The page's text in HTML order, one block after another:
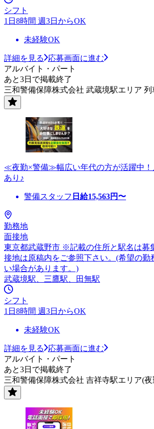
シフト
1日8時間 週3日からOK
未経験OK
詳細を見る
応募画面に進む
アルバイト・パート
あと3日で掲載終了
三和警備保障株式会社 武蔵境駅エリア
≪夜勤×警備≫幅広い年代の方が活躍中！
あり♪
警備スタッフ 日給15,563円〜
勤務地
面接地
東京都武蔵野市 ※記載の住所と駅名は募
接地は原稿内をご参照下さい。(希望の勤
い場合があります。)
武蔵境駅、三鷹駅、田無駅
シフト
1日8時間 週3日からOK
未経験OK
詳細を見る
応募画面に進む
アルバイト・パート
あと3日で掲載終了
三和警備保障株式会社 吉祥寺駅エリア(夜